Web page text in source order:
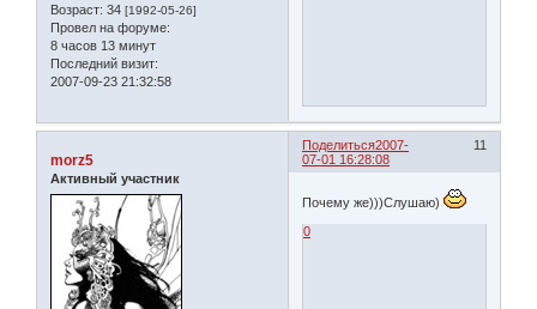
Возраст: 34 [1992-05-26]
Провел на форуме:
8 часов 13 минут
Последний визит:
2007-09-23 21:32:58
Поделиться 11
2007-
07-01 16:28:08
morz5
Активный участник
Почему же)))Слушаю)
0